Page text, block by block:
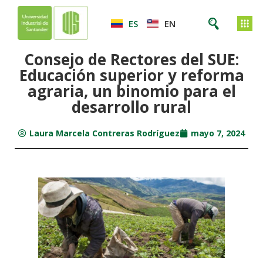
ES EN
Consejo de Rectores del SUE:
Educación superior y reforma
agraria, un binomio para el
desarrollo rural
Laura Marcela Contreras Rodríguez mayo 7, 2024